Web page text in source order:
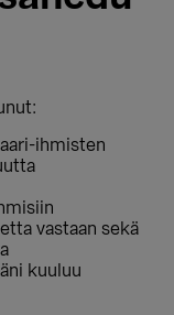
ihmisten
vastaan sekä
kuuluu